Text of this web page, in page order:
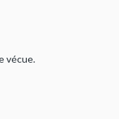
vécue.